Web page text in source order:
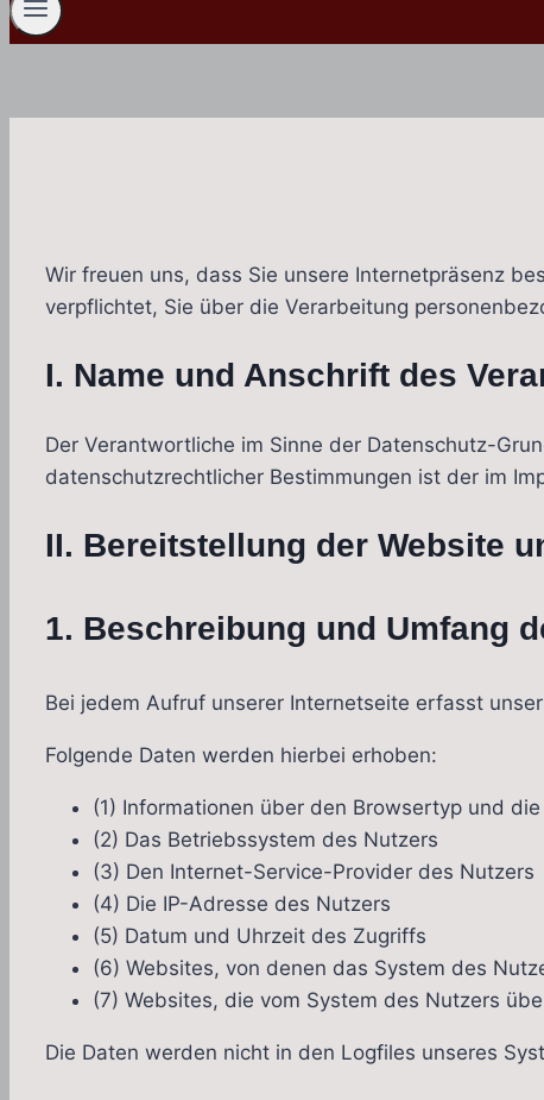
Wir freuen uns, dass Sie unsere Internetpräsenz
verpflichtet, Sie über die Verarbeitung
I. Name und Anschrift des
Der Verantwortliche im Sinne der Datenschutz-
datenschutzrechtlicher Bestimmungen ist der im
II. Bereitstellung der Website
1. Beschreibung und Umfang
Bei jedem Aufruf unserer Internetseite erfasst
Folgende Daten werden hierbei erhoben:
(1) Informationen über den Browsertyp und
(2) Das Betriebssystem des Nutzers
(3) Den Internet-Service-Provider des Nutzers
(4) Die IP-Adresse des Nutzers
(5) Datum und Uhrzeit des Zugriffs
(6) Websites, von denen das System des
(7) Websites, die vom System des Nutzers
Die Daten werden nicht in den Logfiles unseres